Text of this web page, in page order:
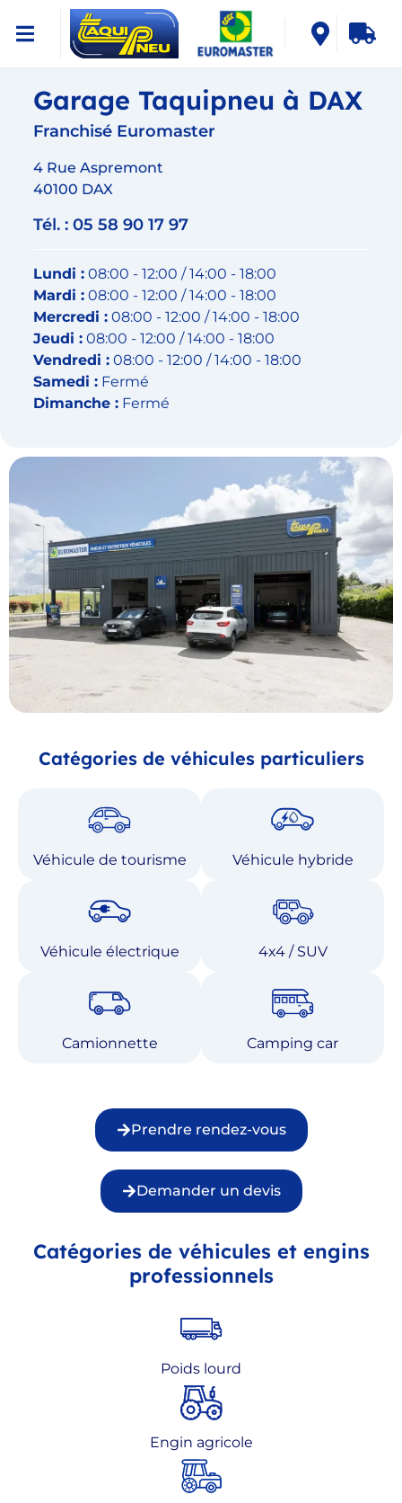
Garage Taquipneu à DAX
Franchisé Euromaster
4 Rue Aspremont
40100 DAX
Tél. : 05 58 90 17 97
Lundi : 08:00 - 12:00 / 14:00 - 18:00
Mardi : 08:00 - 12:00 / 14:00 - 18:00
Mercredi : 08:00 - 12:00 / 14:00 - 18:00
Jeudi : 08:00 - 12:00 / 14:00 - 18:00
Vendredi : 08:00 - 12:00 / 14:00 - 18:00
Samedi : Fermé
Dimanche : Fermé
Catégories de véhicules particuliers
Véhicule de tourisme Véhicule hybride
Véhicule électrique 4x4 / SUV
Camionnette Camping car
Prendre rendez-vous
Demander un devis
Catégories de véhicules et engins
professionnels
Poids lourd
Engin agricole